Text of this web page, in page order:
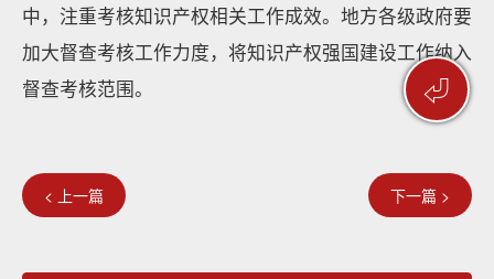
⏎
中，注重考核知识产权相关工作成效。地方各级政府要
加大督查考核工作力度，将知识产权强国建设工作纳入
督查考核范围。
< 上一篇 下一篇 >